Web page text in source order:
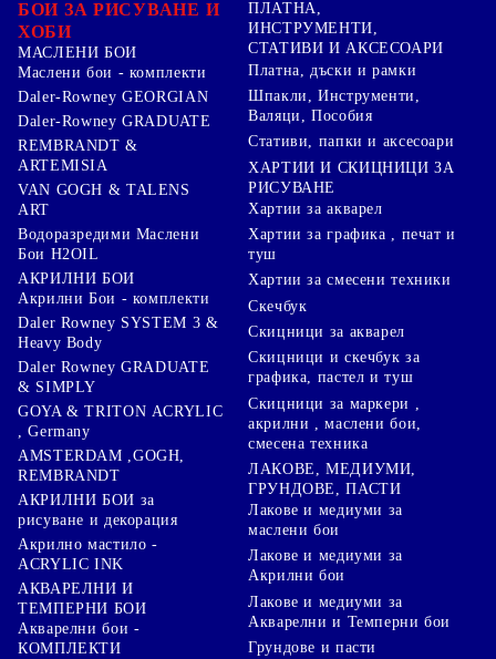
БОИ ЗА РИСУВАНЕ И
ХОБИ
МАСЛЕНИ БОИ
Маслени бои - комплекти
Daler-Rowney GEORGIAN
Daler-Rowney GRADUATE
REMBRANDT &
ARTEMISIA
VAN GOGH & TALENS
ART
Водоразредими Маслени
Бои H2OIL
АКРИЛНИ БОИ
Акрилни Бои - комплекти
Daler Rowney SYSTEM 3 &
Heavy Body
Daler Rowney GRADUATE
& SIMPLY
GOYA & TRITON АCRYLIC
, Germany
AMSTERDAM ,GOGH,
REMBRANDT
АКРИЛНИ БОИ за
рисуване и декорация
Акрилно мастило -
ACRYLIC INK
АКВАРЕЛНИ И
ТЕМПЕРНИ БОИ
Акварелни бои -
КОМПЛЕКТИ
ПЛАТНА,
ИНСТРУМЕНТИ,
СТАТИВИ И АКСЕСОАРИ
Платна, дъски и рамки
Шпакли, Инструменти,
Валяци, Пособия
Стативи, папки и аксесоари
ХАРТИИ И СКИЦНИЦИ ЗА
РИСУВАНЕ
Хартии за акварел
Хартии за графика , печат и
туш
Хартии за смесени техники
Скечбук
Скицници за акварел
Скицници и скечбук за
графика, пастел и туш
Скицници за маркери ,
акрилни , маслени бои,
смесена техника
ЛАКОВЕ, МЕДИУМИ,
ГРУНДОВЕ, ПАСТИ
Лакове и медиуми за
маслени бои
Лакове и медиуми за
Акрилни бои
Лакове и медиуми за
Акварелни и Темперни бои
Грундове и пасти